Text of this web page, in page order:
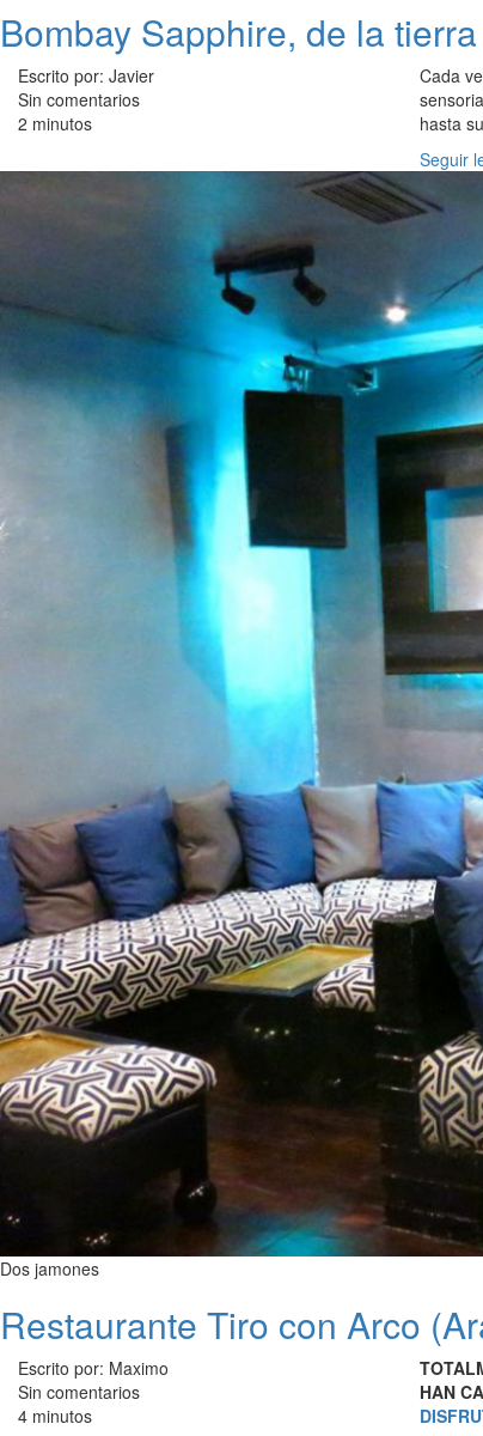
Bombay Sapphire, de la
Escrito por: Javier
Sin comentarios
2 minutos
Cada
hasta su
Seguir
Dos jamones
Restaurante Tiro con Arco
Escrito por: Maximo
Sin comentarios
4 minutos
HAN